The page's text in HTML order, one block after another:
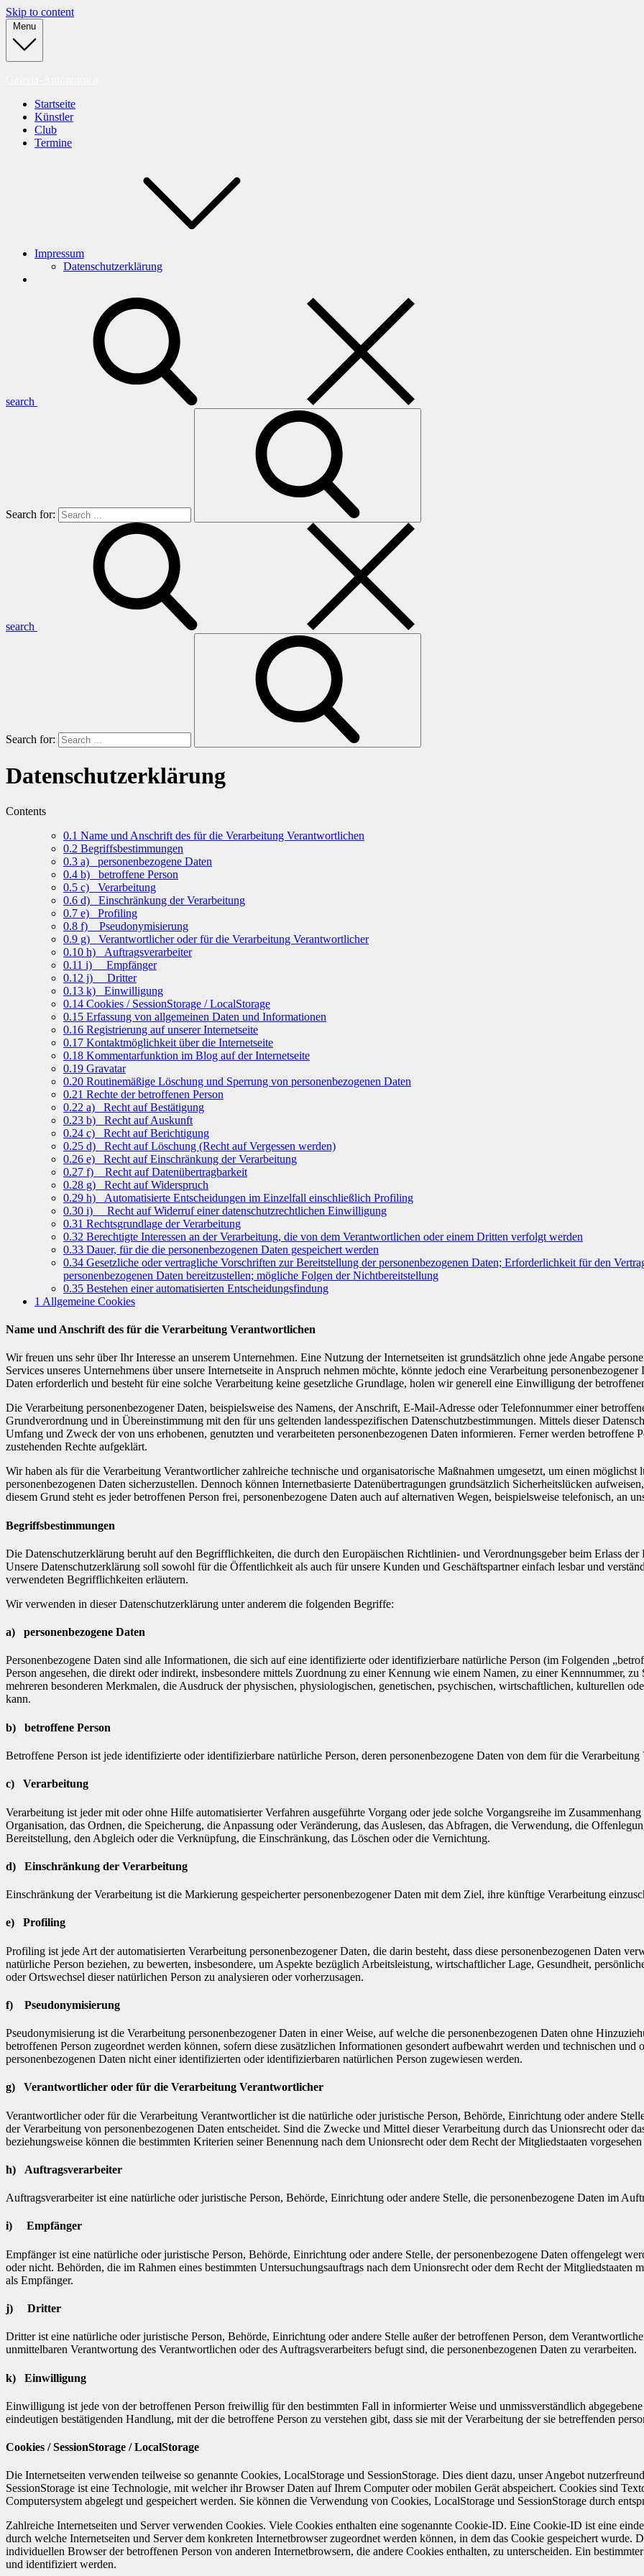
Skip to content
Menu
Startseite
Künstler
Club
Termine
Impressum
Datenschutzerklärung
search
Search for:
search
Search for:
Datenschutzerklärung
Contents
0.1 Name und Anschrift des für die Verarbeitung Verantwortlichen
0.2 Begriffsbestimmungen
0.3 a) personenbezogene Daten
0.4 b) betroffene Person
0.5 c) Verarbeitung
0.6 d) Einschränkung der Verarbeitung
0.7 e) Profiling
0.8 f) Pseudonymisierung
0.9 g) Verantwortlicher oder für die Verarbeitung Verantwortlicher
0.10 h) Auftragsverarbeiter
0.11 i) Empfänger
0.12 j) Dritter
0.13 k) Einwilligung
0.14 Cookies / SessionStorage / LocalStorage
0.15 Erfassung von allgemeinen Daten und Informationen
0.16 Registrierung auf unserer Internetseite
0.17 Kontaktmöglichkeit über die Internetseite
0.18 Kommentarfunktion im Blog auf der Internetseite
0.19 Gravatar
0.20 Routinemäßige Löschung und Sperrung von personenbezogenen Daten
0.21 Rechte der betroffenen Person
0.22 a) Recht auf Bestätigung
0.23 b) Recht auf Auskunft
0.24 c) Recht auf Berichtigung
0.25 d) Recht auf Löschung (Recht auf Vergessen werden)
0.26 e) Recht auf Einschränkung der Verarbeitung
0.27 f) Recht auf Datenübertragbarkeit
0.28 g) Recht auf Widerspruch
0.29 h) Automatisierte Entscheidungen im Einzelfall einschließlich Profiling
0.30 i) Recht auf Widerruf einer datenschutzrechtlichen Einwilligung
0.31 Rechtsgrundlage der Verarbeitung
0.32 Berechtigte Interessen an der Verarbeitung, die von dem Verantwortlichen oder einem Dritten verfolgt werden
0.33 Dauer, für die die personenbezogenen Daten gespeichert werden
0.34 Gesetzliche oder vertragliche Vorschriften zur Bereitstellung der personenbezogenen Daten; Erforderlichkeit für den
personenbezogenen Daten bereitzustellen; mögliche Folgen der Nichtbereitstellung
0.35 Bestehen einer automatisierten Entscheidungsfindung
1 Allgemeine Cookies
Name und Anschrift des für die Verarbeitung Verantwortlichen
Wir freuen uns sehr über Ihr Interesse an unserem Unternehmen. Eine Nutzung der Internetseiten ist grundsätzlich ohne jede Angabe
Services unseres Unternehmens über unsere Internetseite in Anspruch nehmen möchte, könnte jedoch eine Verarbeitung
Daten erforderlich und besteht für eine solche Verarbeitung keine gesetzliche Grundlage, holen wir generell eine Einwilligung der
Die Verarbeitung personenbezogener Daten, beispielsweise des Namens, der Anschrift, E-Mail-Adresse oder Telefonnummer einer
Grundverordnung und in Übereinstimmung mit den für uns geltenden landesspezifischen Datenschutzbestimmungen. Mittels dieser
Umfang und Zweck der von uns erhobenen, genutzten und verarbeiteten personenbezogenen Daten informieren. Ferner werden betroffene
zustehenden Rechte aufgeklärt.
Wir haben als für die Verarbeitung Verantwortlicher zahlreiche technische und organisatorische Maßnahmen umgesetzt, um einen möglichst
personenbezogenen Daten sicherzustellen. Dennoch können Internetbasierte Datenübertragungen grundsätzlich Sicherheitslücken
diesem Grund steht es jeder betroffenen Person frei, personenbezogene Daten auch auf alternativen Wegen, beispielsweise telefonisch, an
Begriffsbestimmungen
Die Datenschutzerklärung beruht auf den Begrifflichkeiten, die durch den Europäischen Richtlinien- und Verordnungsgeber beim Erlass
Unsere Datenschutzerklärung soll sowohl für die Öffentlichkeit als auch für unsere Kunden und Geschäftspartner einfach lesbar und
verwendeten Begrifflichkeiten erläutern.
Wir verwenden in dieser Datenschutzerklärung unter anderem die folgenden Begriffe:
a) personenbezogene Daten
Personenbezogene Daten sind alle Informationen, die sich auf eine identifizierte oder identifizierbare natürliche Person (im Folgenden
Person angesehen, die direkt oder indirekt, insbesondere mittels Zuordnung zu einer Kennung wie einem Namen, zu einer Kennnummer,
mehreren besonderen Merkmalen, die Ausdruck der physischen, physiologischen, genetischen, psychischen, wirtschaftlichen, kulturellen
kann.
b) betroffene Person
Betroffene Person ist jede identifizierte oder identifizierbare natürliche Person, deren personenbezogene Daten von dem für die
c) Verarbeitung
Verarbeitung ist jeder mit oder ohne Hilfe automatisierter Verfahren ausgeführte Vorgang oder jede solche Vorgangsreihe im
Organisation, das Ordnen, die Speicherung, die Anpassung oder Veränderung, das Auslesen, das Abfragen, die Verwendung, die
Bereitstellung, den Abgleich oder die Verknüpfung, die Einschränkung, das Löschen oder die Vernichtung.
d) Einschränkung der Verarbeitung
Einschränkung der Verarbeitung ist die Markierung gespeicherter personenbezogener Daten mit dem Ziel, ihre künftige Verarbeitung
e) Profiling
Profiling ist jede Art der automatisierten Verarbeitung personenbezogener Daten, die darin besteht, dass diese personenbezogenen Daten
natürliche Person beziehen, zu bewerten, insbesondere, um Aspekte bezüglich Arbeitsleistung, wirtschaftlicher Lage, Gesundheit,
oder Ortswechsel dieser natürlichen Person zu analysieren oder vorherzusagen.
f) Pseudonymisierung
Pseudonymisierung ist die Verarbeitung personenbezogener Daten in einer Weise, auf welche die personenbezogenen Daten ohne
betroffenen Person zugeordnet werden können, sofern diese zusätzlichen Informationen gesondert aufbewahrt werden und technischen
personenbezogenen Daten nicht einer identifizierten oder identifizierbaren natürlichen Person zugewiesen werden.
g) Verantwortlicher oder für die Verarbeitung Verantwortlicher
Verantwortlicher oder für die Verarbeitung Verantwortlicher ist die natürliche oder juristische Person, Behörde, Einrichtung oder andere
der Verarbeitung von personenbezogenen Daten entscheidet. Sind die Zwecke und Mittel dieser Verarbeitung durch das Unionsrecht oder
beziehungsweise können die bestimmten Kriterien seiner Benennung nach dem Unionsrecht oder dem Recht der Mitgliedstaaten
h) Auftragsverarbeiter
Auftragsverarbeiter ist eine natürliche oder juristische Person, Behörde, Einrichtung oder andere Stelle, die personenbezogene Daten im
i) Empfänger
Empfänger ist eine natürliche oder juristische Person, Behörde, Einrichtung oder andere Stelle, der personenbezogene Daten offengelegt
oder nicht. Behörden, die im Rahmen eines bestimmten Untersuchungsauftrags nach dem Unionsrecht oder dem Recht der Mitgliedstaaten
als Empfänger.
j) Dritter
Dritter ist eine natürliche oder juristische Person, Behörde, Einrichtung oder andere Stelle außer der betroffenen Person, dem
unmittelbaren Verantwortung des Verantwortlichen oder des Auftragsverarbeiters befugt sind, die personenbezogenen Daten zu verarbeiten.
k) Einwilligung
Einwilligung ist jede von der betroffenen Person freiwillig für den bestimmten Fall in informierter Weise und unmissverständlich
eindeutigen bestätigenden Handlung, mit der die betroffene Person zu verstehen gibt, dass sie mit der Verarbeitung der sie betreffenden
Cookies / SessionStorage / LocalStorage
Die Internetseiten verwenden teilweise so genannte Cookies, LocalStorage und SessionStorage. Dies dient dazu, unser Angebot
SessionStorage ist eine Technologie, mit welcher ihr Browser Daten auf Ihrem Computer oder mobilen Gerät abspeichert. Cookies sind
Computersystem abgelegt und gespeichert werden. Sie können die Verwendung von Cookies, LocalStorage und SessionStorage durch
Zahlreiche Internetseiten und Server verwenden Cookies. Viele Cookies enthalten eine sogenannte Cookie-ID. Eine Cookie-ID ist eine
durch welche Internetseiten und Server dem konkreten Internetbrowser zugeordnet werden können, in dem das Cookie gespeichert wurde.
individuellen Browser der betroffenen Person von anderen Internetbrowsern, die andere Cookies enthalten, zu unterscheiden. Ein
und identifiziert werden.